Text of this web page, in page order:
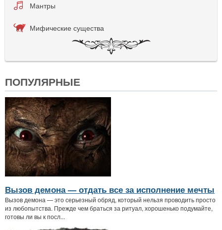
Мантры
Мифические существа
ПОПУЛЯРНЫЕ
Вызов демона — отдать все за исполнение мечты
Вызов демона — это серьезный обряд, который нельзя проводить просто
из любопытства. Прежде чем браться за ритуал, хорошенько подумайте,
готовы ли вы к посл...